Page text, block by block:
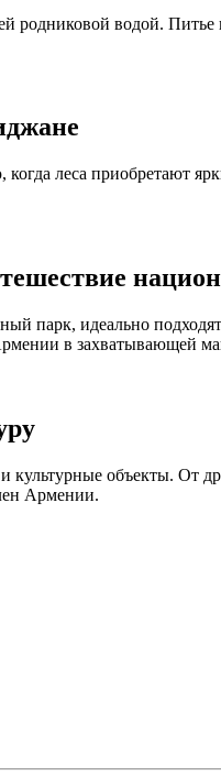
водой. Питье
леса приобретают
парк, идеально
в захватывающей
объекты. От
Армении.